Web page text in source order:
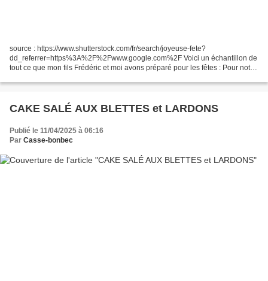
source : https://www.shutterstock.com/fr/search/joyeuse-fete?
dd_referrer=https%3A%2F%2Fwww.google.com%2F Voici un échantillon de
tout ce que mon fils Frédéric et moi avons préparé pour les fêtes : Pour notre
CAKE SALÉ AUX BLETTES et LARDONS
Publié le 11/04/2025 à 06:16
Par Casse-bonbec